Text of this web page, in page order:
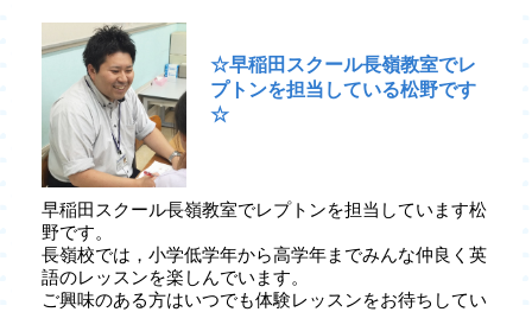
☆早稲田スクール長嶺教室でレ
プトンを担当している松野です
☆
早稲田スクール長嶺教室でレプトンを担当しています松
野です。
長嶺校では，小学低学年から高学年までみんな仲良く英
語のレッスンを楽しんでいます。
ご興味のある方はいつでも体験レッスンをお待ちしてい